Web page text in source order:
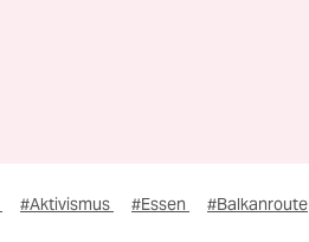
#Aktivismus #Essen #Balkanroute